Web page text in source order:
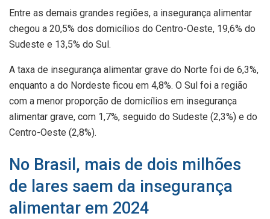
Entre as demais grandes regiões, a insegurança alimentar
chegou a 20,5% dos domicílios do Centro-Oeste, 19,6% do
Sudeste e 13,5% do Sul.
A taxa de insegurança alimentar grave do Norte foi de 6,3%,
enquanto a do Nordeste ficou em 4,8%. O Sul foi a região
com a menor proporção de domicílios em insegurança
alimentar grave, com 1,7%, seguido do Sudeste (2,3%) e do
Centro-Oeste (2,8%).
No Brasil, mais de dois milhões
de lares saem da insegurança
alimentar em 2024